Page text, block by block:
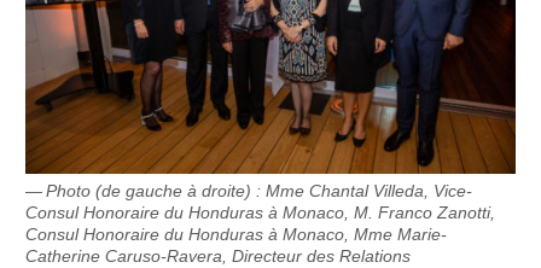
Photo (de gauche à droite) : Mme Chantal Villeda, Vice-
Consul Honoraire du Honduras à Monaco, M. Franco Zanotti,
Consul Honoraire du Honduras à Monaco, Mme Marie-
Catherine Caruso-Ravera, Directeur des Relations